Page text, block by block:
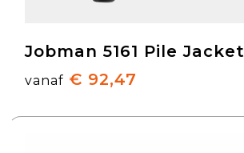
Jobman 5161 Pile Jacket
vanaf € 92,47